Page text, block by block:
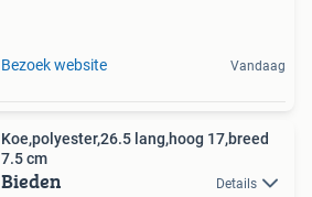
Bezoek website Vandaag
Koe,polyester,26.5 lang,hoog 17,breed
7.5 cm
Bieden Details